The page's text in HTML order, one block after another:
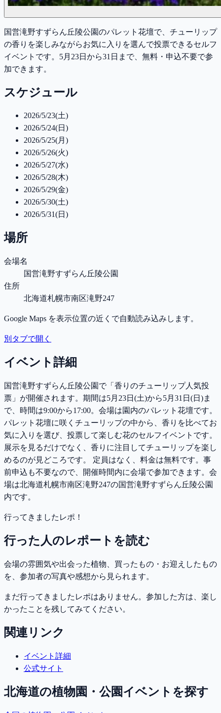
国営滝野すずらん丘陵公園のパレット花壇で、チューリップ
の香りを楽しみながらお気に入りを選んで投票できるセルフ
イベントです。5月23日から31日まで、無料・申込不要で参
加できます。
スケジュール
2026/5/23(土)
2026/5/24(日)
2026/5/25(月)
2026/5/26(火)
2026/5/27(水)
2026/5/28(木)
2026/5/29(金)
2026/5/30(土)
2026/5/31(日)
場所
会場名
国営滝野すずらん丘陵公園
住所
北海道札幌市南区滝野247
Google Maps を表示位置の近くで自動読み込みします。
別タブで開く
イベント詳細
国営滝野すずらん丘陵公園で「香りのチューリップ人気投
票」が開催されます。期間は5月23日(土)から5月31日(日)ま
で、時間は9:00から17:00。会場は園内のパレット花壇です。
パレット花壇に咲くチューリップの中から、香りを比べてお
気に入りを選び、投票して楽しむ花のセルフイベントです。
展示を見るだけでなく、香りに注目してチューリップを楽し
めるのが見どころです。 定員はなく、料金は無料です。事
前申込も不要なので、開催時間内に会場で参加できます。会
場は北海道札幌市南区滝野247の国営滝野すずらん丘陵公園
内です。
行ってきましたレポ！
行った人のレポートを読む
会場の雰囲気や出会った植物、買ったもの・お迎えしたもの
を、参加者の写真や感想から見られます。
まだ行ってきましたレポはありません。参加した方は、楽し
かったことを残してみてください。
関連リンク
イベント詳細
公式サイト
北海道の植物園・公園イベントを探す